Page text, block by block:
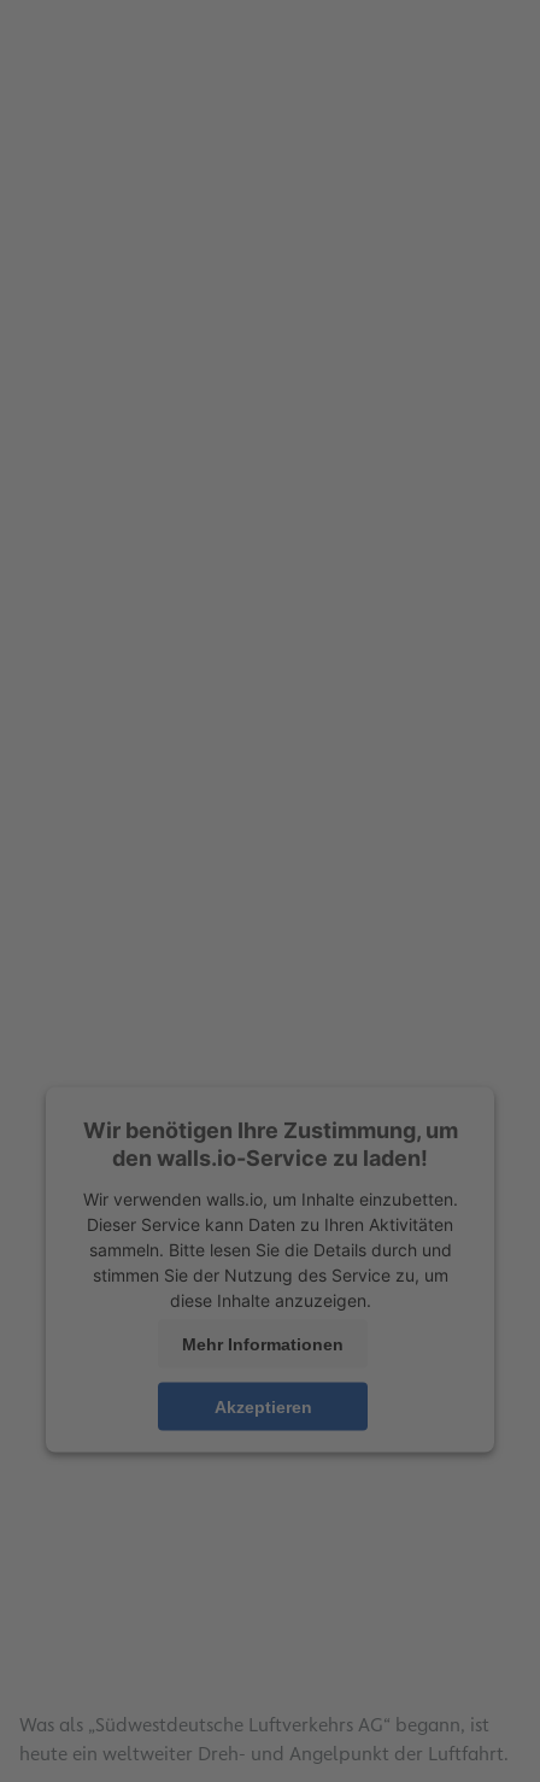
Wir benötigen Ihre Zustimmung, um
den walls.io-Service zu laden!
Wir verwenden walls.io, um Inhalte einzubetten.
Dieser Service kann Daten zu Ihren Aktivitäten
sammeln. Bitte lesen Sie die Details durch und
stimmen Sie der Nutzung des Service zu, um
diese Inhalte anzuzeigen.
Mehr Informationen
Akzeptieren
Was als „Südwestdeutsche Luftverkehrs AG“ begann, ist
heute ein weltweiter Dreh- und Angelpunkt der Luftfahrt.